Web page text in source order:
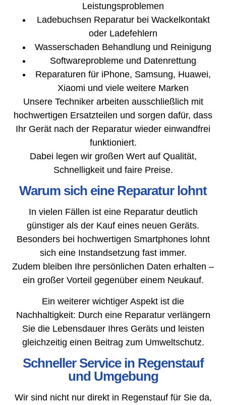
Leistungsproblemen
Ladebuchsen Reparatur bei Wackelkontakt
oder Ladefehlern
Wasserschaden Behandlung und Reinigung
Softwareprobleme und Datenrettung
Reparaturen für iPhone, Samsung, Huawei,
Xiaomi und viele weitere Marken
Unsere Techniker arbeiten ausschließlich mit
hochwertigen Ersatzteilen und sorgen dafür, dass
Ihr Gerät nach der Reparatur wieder einwandfrei
funktioniert.
Dabei legen wir großen Wert auf Qualität,
Schnelligkeit und faire Preise.
Warum sich eine Reparatur lohnt
In vielen Fällen ist eine Reparatur deutlich
günstiger als der Kauf eines neuen Geräts.
Besonders bei hochwertigen Smartphones lohnt
sich eine Instandsetzung fast immer.
Zudem bleiben Ihre persönlichen Daten erhalten –
ein großer Vorteil gegenüber einem Neukauf.
Ein weiterer wichtiger Aspekt ist die
Nachhaltigkeit: Durch eine Reparatur verlängern
Sie die Lebensdauer Ihres Geräts und leisten
gleichzeitig einen Beitrag zum Umweltschutz.
Schneller Service in Regenstauf
und Umgebung
Wir sind nicht nur direkt in Regenstauf für Sie da,